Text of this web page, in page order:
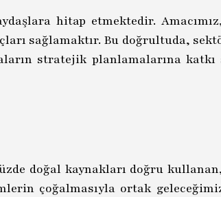
hitap etmektedir.
sağlamaktır. Bu doğrultuda,
stratejik planlamalarına katkı
doğal kaynakları doğru
çoğalmasıyla ortak